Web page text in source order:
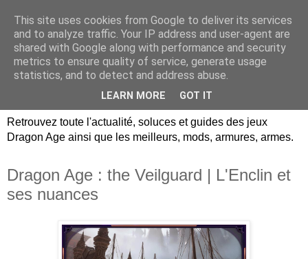
Dragon Age Univers :
Guides, soluces, infos sur
les jeux Dragon Age.
Retrouvez toute l'actualité, soluces et guides des jeux
Dragon Age ainsi que les meilleurs, mods, armures, armes.
Dragon Age : the Veilguard | L'Enclin et
ses nuances
This site uses cookies from Google to deliver its services
and to analyze traffic. Your IP address and user-agent are
shared with Google along with performance and security
metrics to ensure quality of service, generate usage
statistics, and to detect and address abuse.
LEARN MORE GOT IT